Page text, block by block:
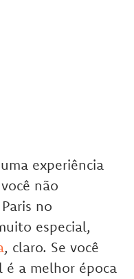
experiência
não
no
especial,
, claro. Se você
é a melhor época